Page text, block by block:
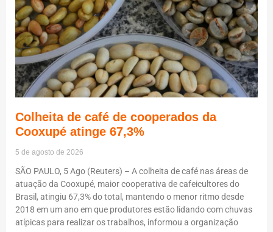
Colheita de café de cooperados da
Cooxupé atinge 67,3%
5 de agosto de 2026
SÃO PAULO, 5 Ago (Reuters) – A colheita de café nas áreas de
atuação da Cooxupé, maior cooperativa de cafeicultores do
Brasil, atingiu 67,3% do total, mantendo o menor ritmo desde
2018 em um ano em que produtores estão lidando com chuvas
atípicas para realizar os trabalhos, informou a organização